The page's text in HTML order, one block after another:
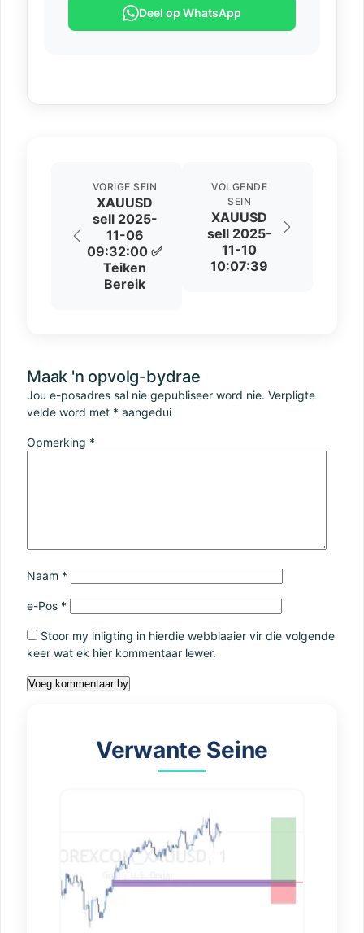
Deel op WhatsApp
VORIGE SEIN
XAUUSD
sell 2025-
11-06
09:32:00 ✅
Teiken
Bereik
VOLGENDE
SEIN
XAUUSD
sell 2025-
11-10
10:07:39
Maak 'n opvolg-bydrae
Jou e-posadres sal nie gepubliseer word nie. Verpligte
velde word met * aangedui
Opmerking *
Naam *
e-Pos *
Stoor my inligting in hierdie webblaaier vir die volgende
keer wat ek hier kommentaar lewer.
Verwante Seine